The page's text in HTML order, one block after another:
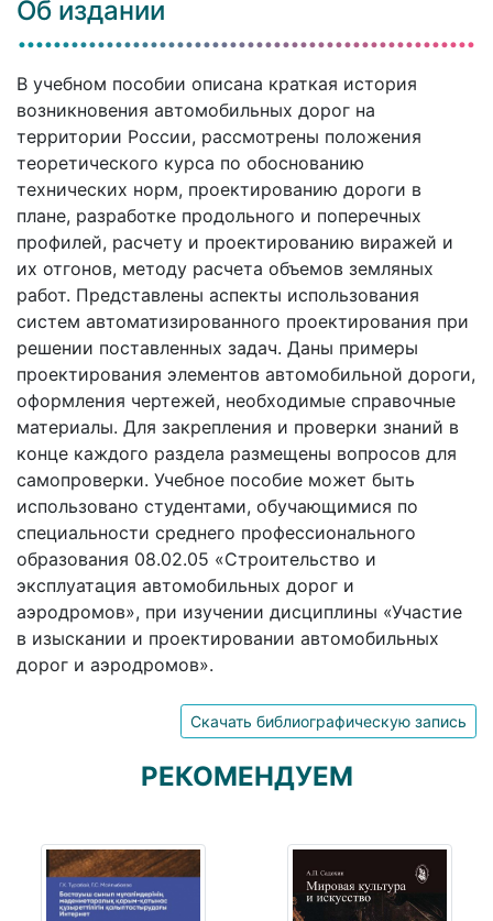
Об издании
В учебном пособии описана краткая история
возникновения автомобильных дорог на
территории России, рассмотрены положения
теоретического курса по обоснованию
технических норм, проектированию дороги в
плане, разработке продольного и поперечных
профилей, расчету и проектированию виражей и
их отгонов, методу расчета объемов земляных
работ. Представлены аспекты использования
систем автоматизированного проектирования при
решении поставленных задач. Даны примеры
проектирования элементов автомобильной дороги,
оформления чертежей, необходимые справочные
материалы. Для закрепления и проверки знаний в
конце каждого раздела размещены вопросов для
самопроверки. Учебное пособие может быть
использовано студентами, обучающимися по
специальности среднего профессионального
образования 08.02.05 «Строительство и
эксплуатация автомобильных дорог и
аэродромов», при изучении дисциплины «Участие
в изыскании и проектировании автомобильных
дорог и аэродромов».
Скачать библиографическую запись
РЕКОМЕНДУЕМ